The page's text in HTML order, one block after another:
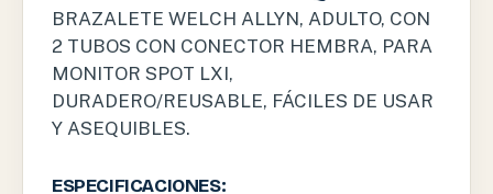
BRAZALETE WELCH ALLYN, ADULTO, CON
2 TUBOS CON CONECTOR HEMBRA, PARA
MONITOR SPOT LXI,
DURADERO/REUSABLE, FÁCILES DE USAR
Y ASEQUIBLES.
ESPECIFICACIONES: